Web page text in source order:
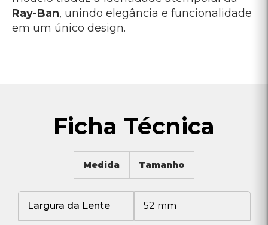
Ray-Ban, unindo elegância e funcionalidade
em um único design.
Ficha Técnica
Medida Tamanho
Largura da Lente 52 mm